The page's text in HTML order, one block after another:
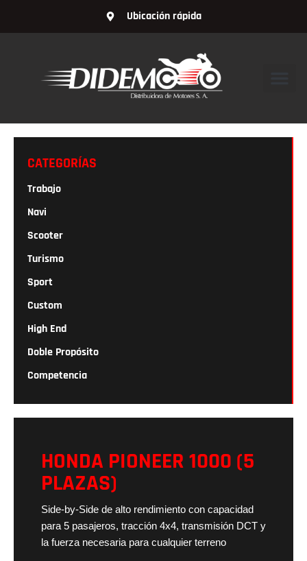
Ubicación rápida
CATEGORÍAS
Trabajo
Navi
Scooter
Turismo
Sport
Custom
High End
Doble Propósito
Competencia
HONDA PIONEER 1000 (5
PLAZAS)
Side-by-Side de alto rendimiento con capacidad
para 5 pasajeros, tracción 4x4, transmisión DCT y
la fuerza necesaria para cualquier terreno